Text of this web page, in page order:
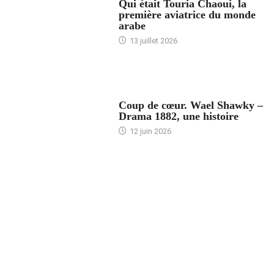
Qui était Touria Chaoui, la
première aviatrice du monde
arabe
13 juillet 2026
Coup de cœur. Wael Shawky –
Drama 1882, une histoire
12 juin 2026